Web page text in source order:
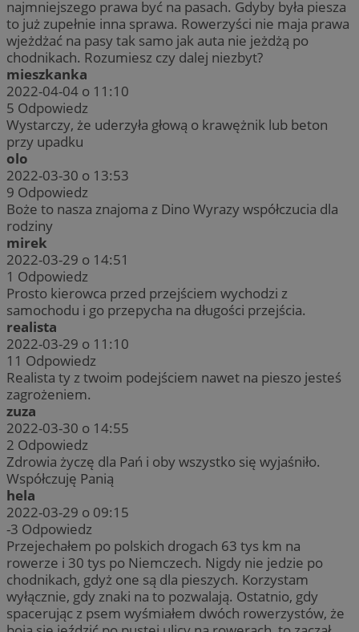
najmniejszego prawa być na pasach. Gdyby była piesza
to już zupełnie inna sprawa. Rowerzyści nie maja prawa
wjeżdżać na pasy tak samo jak auta nie jeżdżą po
chodnikach. Rozumiesz czy dalej niezbyt?
mieszkanka
2022-04-04 o 11:10
5 Odpowiedz
Wystarczy, że uderzyła głową o krawężnik lub beton
przy upadku
olo
2022-03-30 o 13:53
9 Odpowiedz
Boże to nasza znajoma z Dino Wyrazy współczucia dla
rodziny
mirek
2022-03-29 o 14:51
1 Odpowiedz
Prosto kierowca przed przejściem wychodzi z
samochodu i go przepycha na długości przejścia.
realista
2022-03-29 o 11:10
11 Odpowiedz
Realista ty z twoim podejściem nawet na pieszo jesteś
zagrożeniem.
zuza
2022-03-30 o 14:55
2 Odpowiedz
Zdrowia życzę dla Pań i oby wszystko się wyjaśniło.
Współczuję Panią
hela
2022-03-29 o 09:15
-3 Odpowiedz
Przejechałem po polskich drogach 63 tys km na
rowerze i 30 tys po Niemczech. Nigdy nie jedzie po
chodnikach, gdyż one są dla pieszych. Korzystam
wyłącznie, gdy znaki na to pozwalają. Ostatnio, gdy
spacerując z psem wyśmiałem dwóch rowerzystów, że